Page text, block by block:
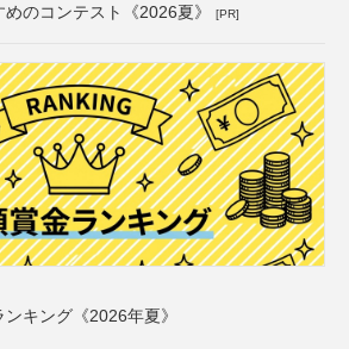
のコンテスト《2026夏》 [PR]
キング《2026年夏》